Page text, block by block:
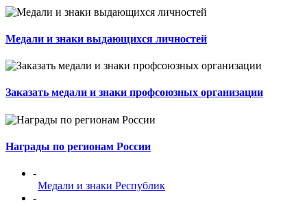
Медали и знаки выдающихся личностей
Заказать медали и знаки профсоюзных организации
Награды по регионам России
-
Медали и знаки Республик
-